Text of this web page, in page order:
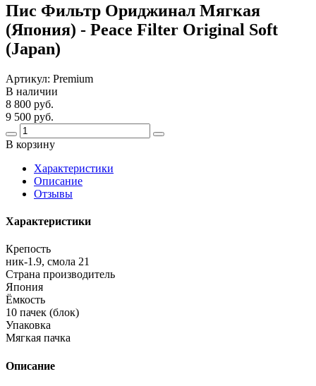
Пис Фильтр Ориджинал Мягкая
(Япония) - Peace Filter Original Soft
(Japan)
Артикул: Premium
В наличии
8 800 руб.
9 500 руб.
В корзину
Харaктеристики
Описание
Отзывы
Характеристики
Крепость
ник-1.9, смола 21
Страна производитель
Япония
Ёмкость
10 пачек (блок)
Упаковка
Мягкая пачка
Описание